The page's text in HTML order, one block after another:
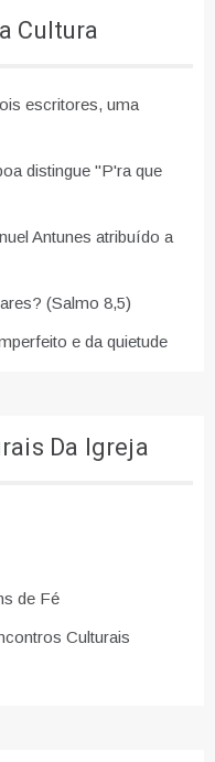
Cultura
escritores, uma
distingue "P'ra que
Antunes atribuído a
(Salmo 8,5)
e da quietude
Da Igreja
de Fé
Culturais